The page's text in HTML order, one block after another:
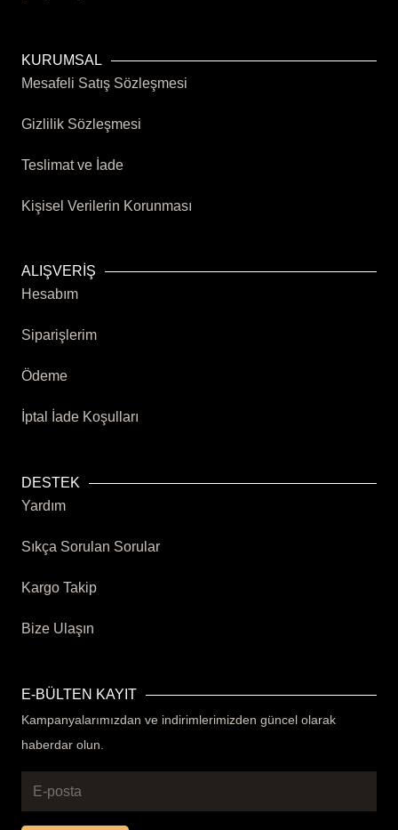
KURUMSAL
Mesafeli Satış Sözleşmesi
Gizlilik Sözleşmesi
Teslimat ve İade
Kişisel Verilerin Korunması
ALIŞVERİŞ
Hesabım
Siparişlerim
Ödeme
İptal İade Koşulları
DESTEK
Yardım
Sıkça Sorulan Sorular
Kargo Takip
Bize Ulaşın
E-BÜLTEN KAYIT
Kampanyalarımızdan ve indirimlerimizden güncel olarak
haberdar olun.